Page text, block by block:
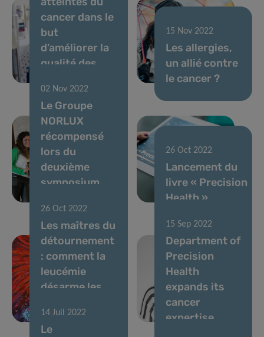
cancer dans le
but
d’améliorer la
qualité des
15 Nov 2022
Les allergies,
un allié contre
le cancer ?
02 Nov 2022
Le Groupe
NORLUX
récompensé
lors du
deuxième
symposium
26 Oct 2022
Lancement du
livre « Precision
Health »
26 Oct 2022
Les maîtres du
détournement
: comment la
leucémie
désarme les
l’organisme
15 Sep 2022
Department of
Precision
Health
expands its
cancer
expertise
14 Juil 2022
Le